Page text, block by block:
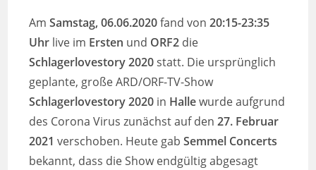
AmSamstag, 06.06.2020fand von20:15-23:35
Uhr live im Ersten und ORF2 die
Schlagerlovestory 2020statt. Die ursprünglich
geplante, große ARD/ORF-TV-Show
Schlagerlovestory 2020 in Hallewurde aufgrund
des Corona Virus zunächst auf den27. Februar
2021 verschoben. Heute gabSemmel Concerts
bekannt, dass die Show endgültig abgesagt